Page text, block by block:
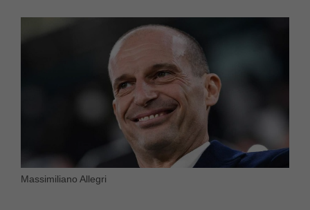
Massimiliano Allegri